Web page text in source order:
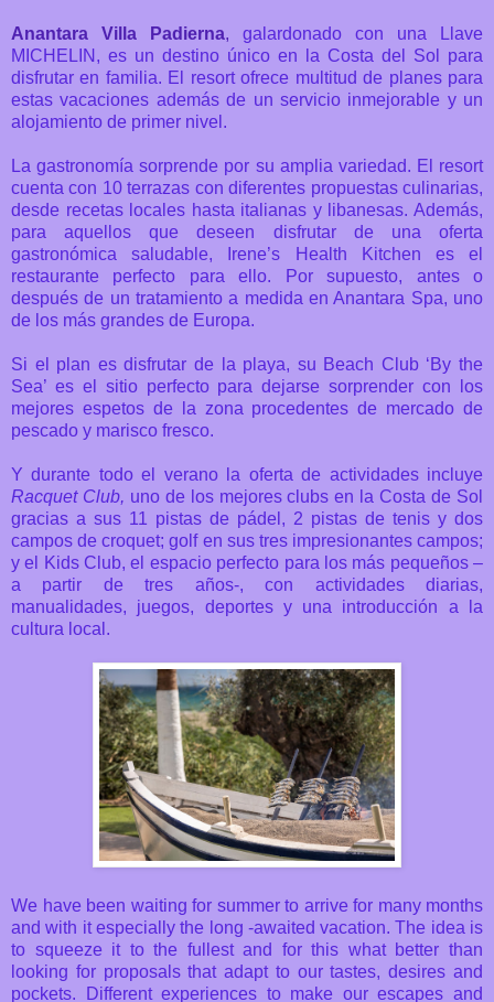
Anantara Villa Padierna, galardonado con una Llave
MICHELIN, es un destino único en la Costa del Sol para
disfrutar en familia. El resort ofrece multitud de planes para
estas vacaciones además de un servicio inmejorable y un
alojamiento de primer nivel.
La gastronomía sorprende por su amplia variedad. El resort
cuenta con 10 terrazas con diferentes propuestas culinarias,
desde recetas locales hasta italianas y libanesas. Además,
para aquellos que deseen disfrutar de una oferta
gastronómica saludable, Irene’s Health Kitchen es el
restaurante perfecto para ello. Por supuesto, antes o
después de un tratamiento a medida en Anantara Spa, uno
de los más grandes de Europa.
Si el plan es disfrutar de la playa, su Beach Club ‘By the
Sea’ es el sitio perfecto para dejarse sorprender con los
mejores espetos de la zona procedentes de mercado de
pescado y marisco fresco.
Y durante todo el verano la oferta de actividades incluye
Racquet Club, uno de los mejores clubs en la Costa de Sol
gracias a sus 11 pistas de pádel, 2 pistas de tenis y dos
campos de croquet; golf en sus tres impresionantes campos;
y el Kids Club, el espacio perfecto para los más pequeños –
a partir de tres años-, con actividades diarias,
manualidades, juegos, deportes y una introducción a la
cultura local.
We have been waiting for summer to arrive for many months
and with it especially the long -awaited vacation. The idea is
to squeeze it to the fullest and for this what better than
looking for proposals that adapt to our tastes, desires and
pockets. Different experiences to make our escapes and